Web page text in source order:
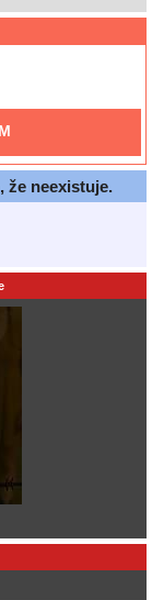
že neexistuje.